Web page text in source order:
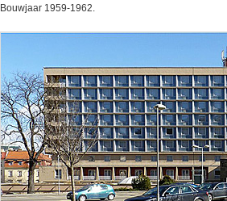
Bouwjaar 1959-1962.